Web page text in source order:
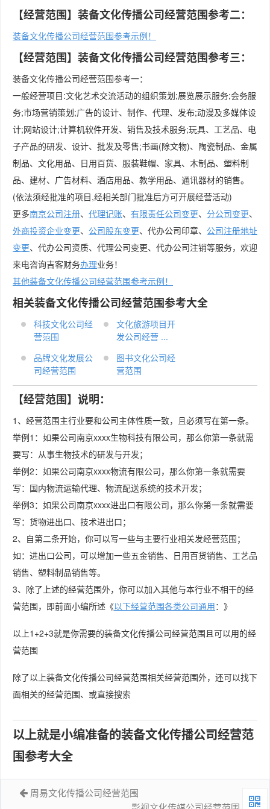
【经营范围】装备文化传播公司经营范围参考二：
装备文化传播公司经营范围参考示例！
【经营范围】装备文化传播公司经营范围参考三：
装备文化传播公司经营范围参考一：
一般经营项目:文化艺术交流活动的组织策划;展览展示服务;会务服
务;市场营销策划;广告的设计、制作、代理、发布;动漫及多媒体设
计;网站设计;计算机软件开发、销售及技术服务;玩具、工艺品、电
子产品的研发、设计、批发及零售;书画(除文物)、陶瓷制品、金属
制品、文化用品、日用百货、服装鞋帽、家具、木制品、塑料制
品、建材、广告材料、酒店用品、教学用品、通讯器材的销售。
(依法须经批准的项目,经相关部门批准后方可开展经营活动)
更多南京公司注册、 代理记账、 有限责任公司变更、 分公司变更、
外商投资企业变更、 公司股东变更、代办公司印章、 公司注册地址
变更、代办公司资质、代理公司变更、代办公司注销等服务，欢迎
来电咨询吉客财务办理业务！
其他装备文化传播公司经营范围参考示例！
相关装备文化传播公司经营范围参考大全
科技文化公司经
营范围
文化旅游项目开
发公司经营 ...
品牌文化发展公
司经营范围
图书文化公司经
营范围
【经营范围】说明：
1、经营范围主行业要和公司主体性质一致，且必须写在第一条。
举例1：如果公司南京xxxx生物科技有限公司，那么你第一条就需
要写：从事生物技术的研发与开发；
举例2：如果公司南京xxxx物流有限公司，那么你第一条就需要
写：国内物流运输代理、物流配送系统的技术开发；
举例3：如果公司南京xxxx进出口有限公司，那么你第一条就需要
写：货物进出口、技术进出口；
2、自第二条开始，你可以写一些与主要行业相关发经营范围；
如：进出口公司，可以增加一些五金销售、日用百货销售、工艺品
销售、塑料制品销售等。
3、除了上述的经营范围外，你可以加入其他与本行业不相干的经
营范围，即前面小编所述《以下经营范围各类公司通用：》
以上1+2+3就是你需要的装备文化传播公司经营范围且可以用的经
营范围
除了以上装备文化传播公司经营范围相关经营范围外，还可以找下
面相关的经营范围、或直接搜索
以上就是小编准备的装备文化传播公司经营范
围参考大全
周易文化传播公司经营范围